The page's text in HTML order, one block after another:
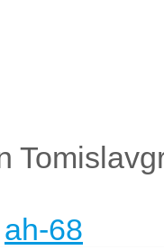
ah-68